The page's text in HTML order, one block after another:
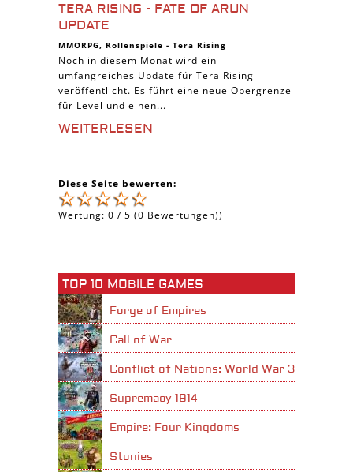
TERA RISING - FATE OF ARUN
UPDATE
MMORPG, Rollenspiele - Tera Rising
Noch in diesem Monat wird ein
umfangreiches Update für Tera Rising
veröffentlicht. Es führt eine neue Obergrenze
für Level und einen...
WEITERLESEN
Diese Seite bewerten:
Wertung: 0 / 5 (0 Bewertungen))
TOP 10 MOBILE GAMES
Forge of Empires
Call of War
Conflict of Nations: World War 3
Supremacy 1914
Empire: Four Kingdoms
Stonies